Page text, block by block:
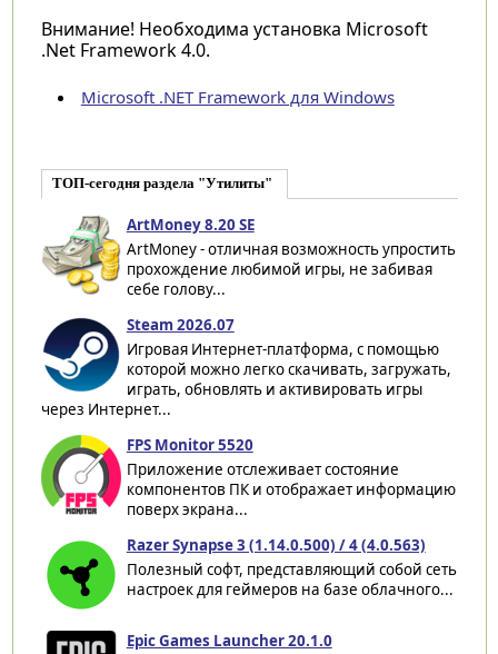
Внимание! Необходима установка Microsoft
.Net Framework 4.0.
Microsoft .NET Framework для Windows
ТОП-сегодня раздела "Утилиты"
ArtMoney 8.20 SE
ArtMoney - отличная возможность упростить
прохождение любимой игры, не забивая
себе голову...
Steam 2026.07
Игровая Интернет-платформа, с помощью
которой можно легко скачивать, загружать,
играть, обновлять и активировать игры
через Интернет...
FPS Monitor 5520
Приложение отслеживает состояние
компонентов ПК и отображает информацию
поверх экрана...
Razer Synapse 3 (1.14.0.500) / 4 (4.0.563)
Полезный софт, представляющий собой сеть
настроек для геймеров на базе облачного...
Epic Games Launcher 20.1.0